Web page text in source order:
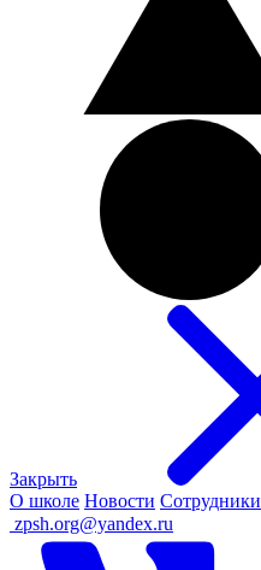
Закрыть
О школе Новости Сотрудники
zpsh.org@yandex.ru